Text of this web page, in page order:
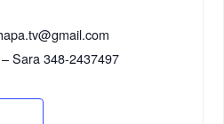
Sara 348-2437497